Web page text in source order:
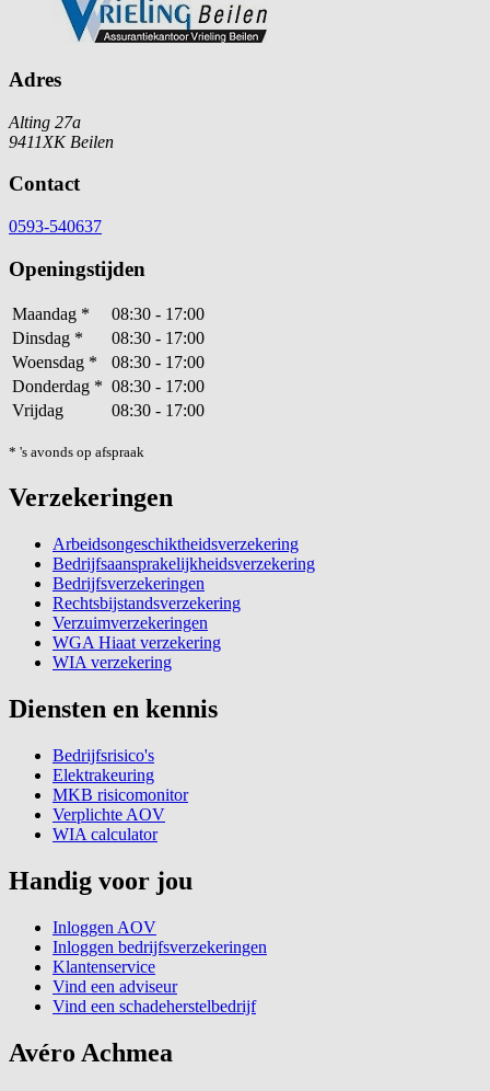
Adres
Alting 27a
9411XK Beilen
Contact
0593-540637
Openingstijden
Maandag *
08:30 - 17:00
Dinsdag *
08:30 - 17:00
Woensdag *
08:30 - 17:00
Donderdag * 08:30 - 17:00
Vrijdag
08:30 - 17:00
* 's avonds op afspraak
Verzekeringen
Arbeidsongeschiktheidsverzekering
Bedrijfsaansprakelijkheidsverzekering
Bedrijfsverzekeringen
Rechtsbijstandsverzekering
Verzuimverzekeringen
WGA Hiaat verzekering
WIA verzekering
Diensten en kennis
Bedrijfsrisico's
Elektrakeuring
MKB risicomonitor
Verplichte AOV
WIA calculator
Handig voor jou
Inloggen AOV
Inloggen bedrijfsverzekeringen
Klantenservice
Vind een adviseur
Vind een schadeherstelbedrijf
Avéro Achmea